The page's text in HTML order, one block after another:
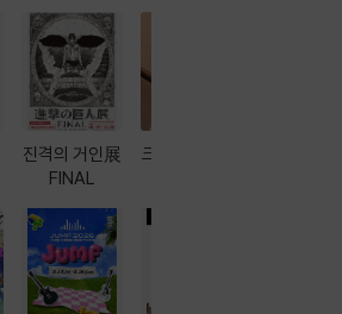
진격의 거인展
FINAL
크레마 이북 리